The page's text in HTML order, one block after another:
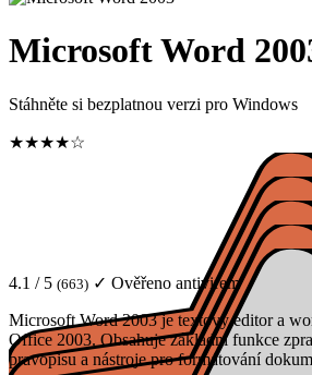
Microsoft Word
Stáhněte si bezplatnou verzi pro Windows
★★★★☆
4.1 / 5 (663) ✓ Ověřeno antivirem
Microsoft Word 2003 je textový editor a
Office 2003. Obsahuje základní funkce
pravopisu a nástroje pro formátování